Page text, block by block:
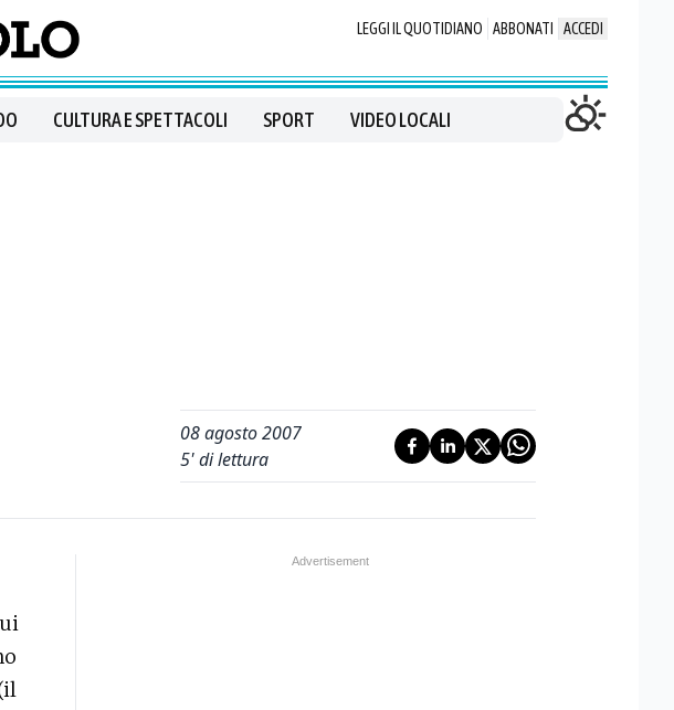
LEGGI IL QUOTIDIANO ABBONATI ACCEDI
CULTURA E SPETTACOLI SPORT VIDEO LOCALI
08 agosto 2007
5' di lettura